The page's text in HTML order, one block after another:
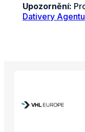
Upozornění:
Dativery Agentu